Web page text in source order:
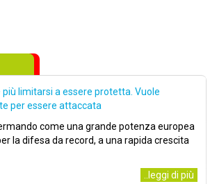
più limitarsi a essere protetta. Vuole
per essere attaccata
come una grande potenza europea
la difesa da record, a una rapida crescita
..leggi di più